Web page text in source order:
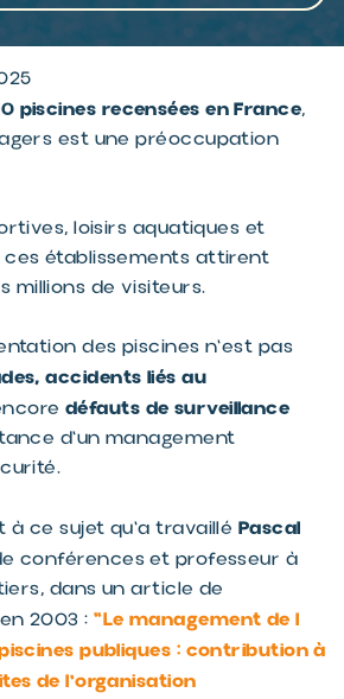
piscines recensées en France,
est une préoccupation
loisirs aquatiques et
ces établissements attirent
millions de visiteurs.
des piscines n'est pas
accidents liés au
défauts de surveillance
d'un management
à ce sujet qu'a travaillé Pascal
conférences et professeur à
dans un article de
2003 :"Le management de l
publiques : contribution à
de l'organisation